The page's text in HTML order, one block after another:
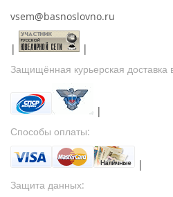
vsem@basnoslovno.ru
|
|
Защищённая курьерская доставка
|
Способы оплаты:
|
Защита данных: